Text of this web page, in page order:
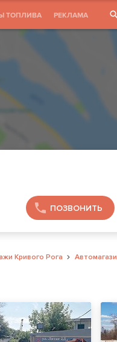
ТОПЛИВА РЕКЛАМА
ПОЗВОНИТЬ
Кривого Рога